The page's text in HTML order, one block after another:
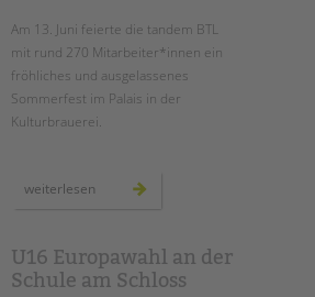
HILFEN ZUR ERZIEHUNG
EINGLIEDERUNGSHILFE
Seminarkalender
Suchen
Am 13. Juni feierte die tandem BTL
mit rund 270 Mitarbeiter*innen ein
fröhliches und ausgelassenes
Sommerfest im Palais in der
Kulturbrauerei.
weiterlesen
sommerfest
U16 Europawahl an der
Schule am Schloss